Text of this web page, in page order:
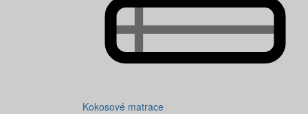
Kokosové matrace